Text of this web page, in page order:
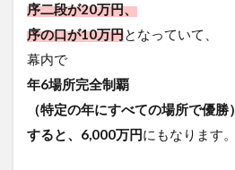
序二段が20万円、
序の口が10万円となっていて、
幕内で
年6場所完全制覇
（特定の年にすべての場所で優勝）
すると、 6,000万円にもなります。